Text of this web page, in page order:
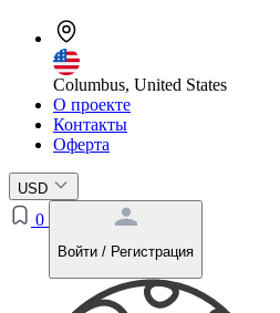
Columbus, United States
О проекте
Контакты
Оферта
USD
0
Войти / Регистрация